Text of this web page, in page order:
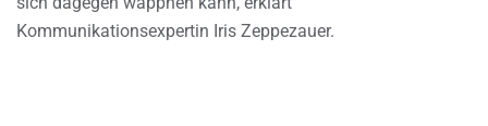
Kommunikationsexpertin Iris Zeppezauer.